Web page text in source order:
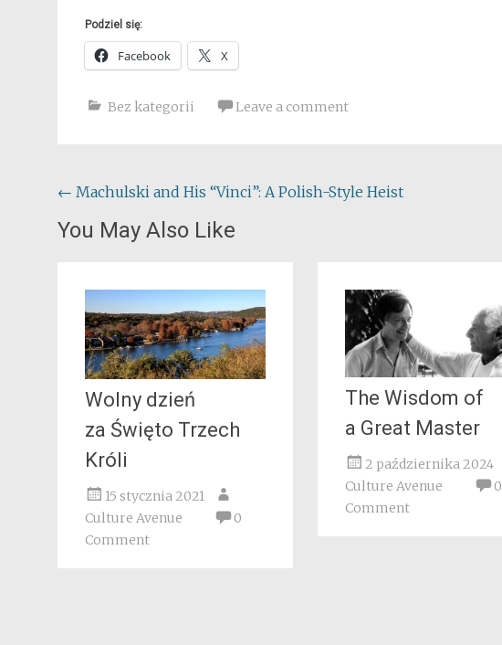
Podziel się:
Facebook X
Bez kategorii Leave a comment
Post
navigation
← Machulski and His “Vinci”: A Polish-Style Heist
You May Also Like
Wolny dzień
za Święto Trzech
Króli
15 stycznia 2021
Culture Avenue
0
Comment
The Wisdom of
a Great Master
2 października 2024
Culture Avenue
0
Comment